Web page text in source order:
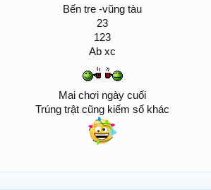
Bến tre -vũng tàu
23
123
Ab xc
Mai chơi ngày cuối
Trúng trật cũng kiếm số khác